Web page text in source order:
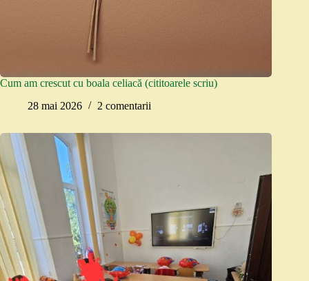
Cum am crescut cu boala celiacă (cititoarele scriu)
28 mai 2026
2 comentarii